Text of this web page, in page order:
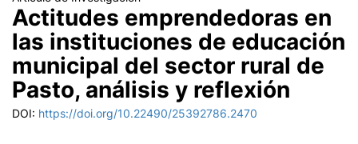
Actitudes emprendedoras en
las instituciones de educación
municipal del sector rural de
Pasto, análisis y reflexión
DOI: https://doi.org/10.22490/25392786.2470